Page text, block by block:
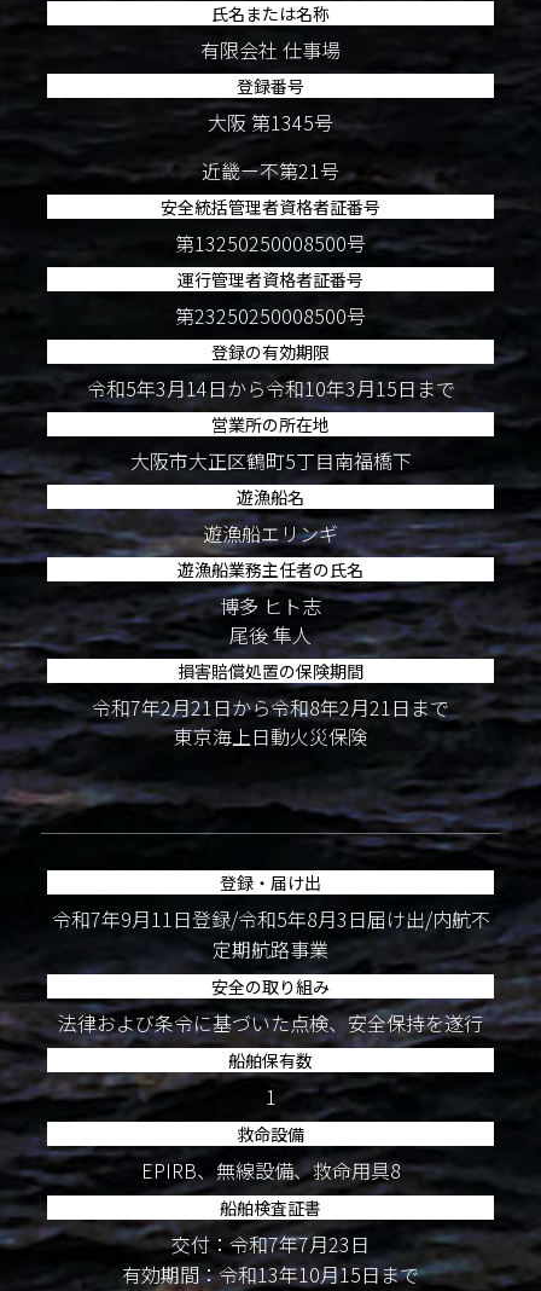
氏名または名称
有限会社 仕事場
登録番号
大阪 第1345号
近畿ー不第21号
安全統括管理者資格者証番号
第13250250008500号
運行管理者資格者証番号
第23250250008500号
登録の有効期限
令和5年3月14日から令和10年3月15日まで
営業所の所在地
大阪市大正区鶴町5丁目南福橋下
遊漁船名
遊漁船エリンギ
遊漁船業務主任者の氏名
博多 ヒト志
尾後 隼人
損害賠償処置の保険期間
令和7年2月21日から令和8年2月21日まで
東京海上日動火災保険
登録・届け出
令和7年9月11日登録/令和5年8月3日届け出/内航不
定期航路事業
安全の取り組み
法律および条令に基づいた点検、安全保持を遂行
船舶保有数
1
救命設備
EPIRB、無線設備、救命用具8
船舶検査証書
交付：令和7年7月23日
有効期間：令和13年10月15日まで